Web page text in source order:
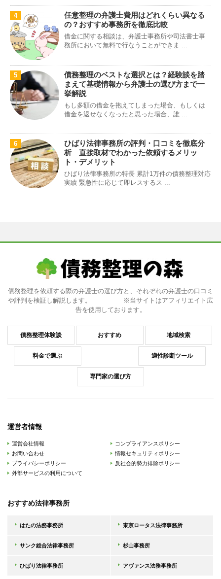
4
任意整理の弁護士費用はどれくらい異なる
の？おすすめ事務所を徹底比較
借金に関する相談は、弁護士事務所や司法書士事
務所において無料で行なうことができま ...
5
債務整理のベストな選択とは？経験談を踏
まえて基礎情報から弁護士の選び方まで一
挙解説
もし多額の借金を抱えてしまった場合、もしくは
借金を返せなくなったと思った場合、誰 ...
6
ひばり法律事務所の評判・口コミを徹底分
析 直接取材でわかった依頼するメリッ
ト・デメリット
ひばり法律事務所の特長 累計1万件の債務整理対応
実績 緊急性に応じて即レスするス ...
債務整理を依頼する際の弁護士の選び方と、それぞれの弁護士の口コミ
や評判を検証し解説します。 ※当サイトはアフィリエイト広
告を使用しております。
債務整理体験談 おすすめ 地域検索
料金で選ぶ 適性診断ツール
専門家の選び方
運営者情報
運営会社情報
お問い合わせ
プライバシーポリシー
外部サービスの利用について
コンプライアンスポリシー
情報セキュリティポリシー
反社会的勢力排除ポリシー
おすすめ法律事務所
はたの法務事務所 東京ロータス法律事務所
サンク総合法律事務所 杉山事務所
ひばり法律事務所 アヴァンス法務事務所